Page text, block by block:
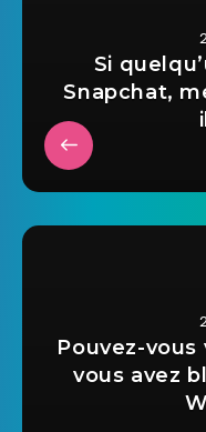
Si
Snapchat,
Pouvez-
vous avez